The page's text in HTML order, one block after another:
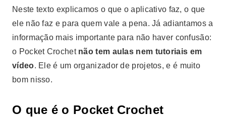
Neste texto explicamos o que o aplicativo faz, o que
ele não faz e para quem vale a pena. Já adiantamos a
informação mais importante para não haver confusão:
o Pocket Crochet não tem aulas nem tutoriais em
vídeo. Ele é um organizador de projetos, e é muito
bom nisso.
O que é o Pocket Crochet